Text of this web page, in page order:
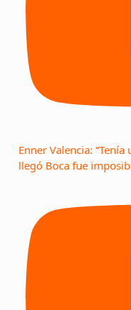
Enner Valencia:
llegó Boca fue